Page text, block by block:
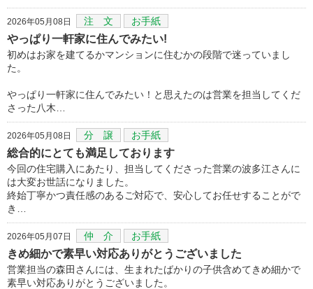
2026年05月08日 注 文 お手紙
やっぱり一軒家に住んでみたい!
初めはお家を建てるかマンションに住むかの段階で迷っていまし
た。
やっぱり一軒家に住んでみたい！と思えたのは営業を担当してくだ
さった八木…
2026年05月08日 分 譲 お手紙
総合的にとても満足しております
今回の住宅購入にあたり、担当してくださった営業の波多江さんに
は大変お世話になりました。
終始丁寧かつ責任感のあるご対応で、安心してお任せすることがで
き…
2026年05月07日 仲 介 お手紙
きめ細かで素早い対応ありがとうございました
営業担当の森田さんには、生まれたばかりの子供含めてきめ細かで
素早い対応ありがとうございました。